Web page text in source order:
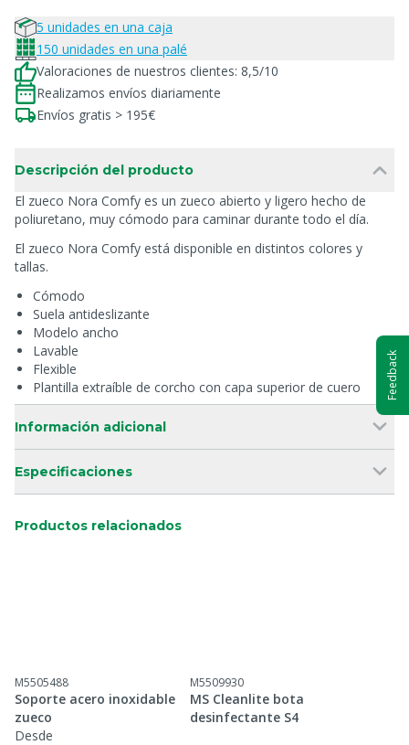
5 unidades en una caja
150 unidades en una palé
Valoraciones de nuestros clientes: 8,5/10
Realizamos envíos diariamente
Envíos gratis > 195€
Descripción del producto
El zueco Nora Comfy es un zueco abierto y ligero hecho de
poliuretano, muy cómodo para caminar durante todo el día.
El zueco Nora Comfy está disponible en distintos colores y
tallas.
Cómodo
Suela antideslizante
Modelo ancho
Lavable
Flexible
Plantilla extraíble de corcho con capa superior de cuero
Información adicional
Especificaciones
Productos relacionados
M5505488
Soporte acero inoxidable
zueco
Desde
M5509930
MS Cleanlite bota
desinfectante S4
Feedback